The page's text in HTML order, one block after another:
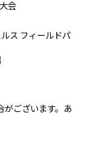
会
ス フィールドパ
がございます。あ